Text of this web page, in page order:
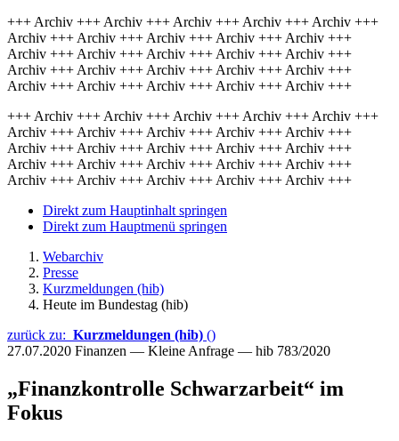
+++ Archiv +++ Archiv +++ Archiv +++ Archiv +++ Archiv +++
Archiv +++ Archiv +++ Archiv +++ Archiv +++ Archiv +++
Archiv +++ Archiv +++ Archiv +++ Archiv +++ Archiv +++
Archiv +++ Archiv +++ Archiv +++ Archiv +++ Archiv +++
Archiv +++ Archiv +++ Archiv +++ Archiv +++ Archiv +++
+++ Archiv +++ Archiv +++ Archiv +++ Archiv +++ Archiv +++
Archiv +++ Archiv +++ Archiv +++ Archiv +++ Archiv +++
Archiv +++ Archiv +++ Archiv +++ Archiv +++ Archiv +++
Archiv +++ Archiv +++ Archiv +++ Archiv +++ Archiv +++
Archiv +++ Archiv +++ Archiv +++ Archiv +++ Archiv +++
Direkt zum Hauptinhalt springen
Direkt zum Hauptmenü springen
Webarchiv
Presse
Kurzmeldungen (hib)
Heute im Bundestag (hib)
zurück zu: Kurzmeldungen (hib) ()
27.07.2020 Finanzen — Kleine Anfrage — hib 783/2020
„Finanzkontrolle Schwarzarbeit“ im
Fokus